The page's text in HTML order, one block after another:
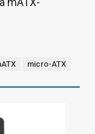
micro-ATX